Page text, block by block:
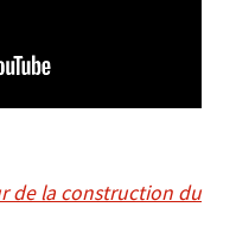
de la construction du